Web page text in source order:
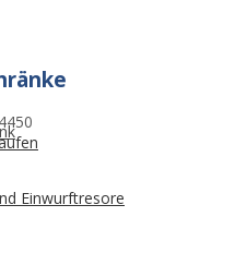
Einwurftresore